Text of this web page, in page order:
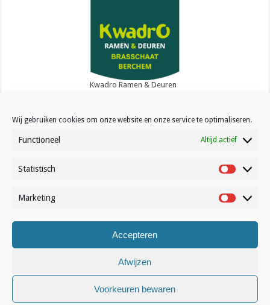
Wij gebruiken cookies om onze website en onze service te optimaliseren.
Functioneel Altijd actief
Statistisch Statistisch
Marketing
Accepteren
Afwijzen
Voorkeuren bewaren
Kwadro Ramen & Deuren
Contact
© Volleynews.be2026
Algemene voorwaarden|Privacy
Français Nederlands